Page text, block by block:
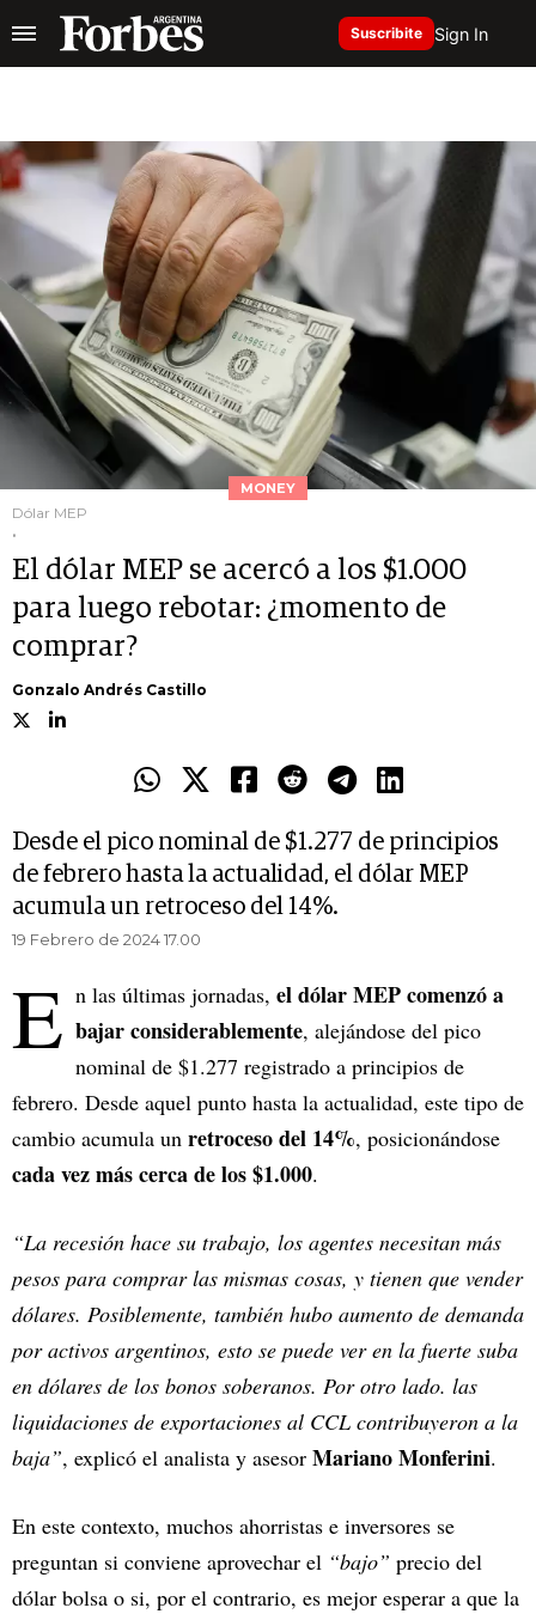
Suscribite Sign In
MONEY
Dólar MEP
.
El dólar MEP se acercó a los $1.000
para luego rebotar: ¿momento de
comprar?
Gonzalo Andrés Castillo
Desde el pico nominal de $1.277 de principios
de febrero hasta la actualidad, el dólar MEP
acumula un retroceso del 14%.
19 Febrero de 2024 17.00
E n las últimas jornadas, el dólar MEP comenzó a
bajar considerablemente, alejándose del pico
nominal de $1.277 registrado a principios de
febrero. Desde aquel punto hasta la actualidad, este tipo de
cambio acumula un retroceso del 14%, posicionándose
cada vez más cerca de los $1.000.
“La recesión hace su trabajo, los agentes necesitan más
pesos para comprar las mismas cosas, y tienen que vender
dólares. Posiblemente, también hubo aumento de demanda
por activos argentinos, esto se puede ver en la fuerte suba
en dólares de los bonos soberanos. Por otro lado. las
liquidaciones de exportaciones al CCL contribuyeron a la
baja”, explicó el analista y asesor Mariano Monferini.
En este contexto, muchos ahorristas e inversores se
preguntan si conviene aprovechar el “bajo” precio del
dólar bolsa o si, por el contrario, es mejor esperar a que la